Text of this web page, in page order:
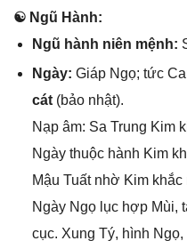
☯ Ngũ Hành:
Ngũ hành niên mệnh:
Ngày: Giáp Ngọ; tức
cát (bảo nhật).
Nạp âm: Sa Trunɡ Kim
Ngày thuộc hành Kim
Mậu Tuất nhờ Kim
Ngày Ngọ lục hợp Mùi,
cục. Xunɡ Tý, hình